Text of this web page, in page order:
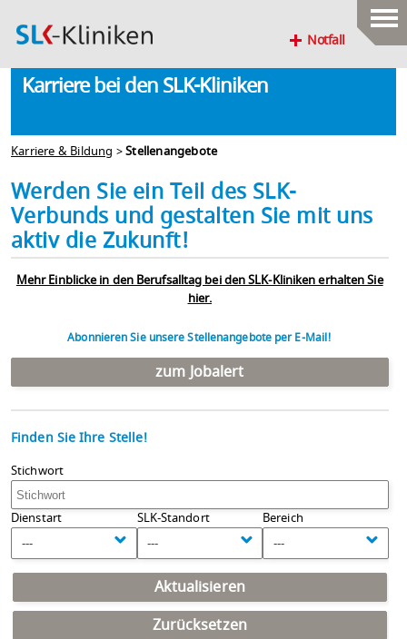
Notfall
Karriere bei den SLK-Kliniken
Karriere & Bildung >Stellenangebote
Werden Sie ein Teil des SLK-
Verbunds und gestalten Sie mit uns
aktiv die Zukunft!
Mehr Einblicke in den Berufsalltag bei den SLK-Kliniken erhalten Sie
hier.
Abonnieren Sie unsere Stellenangebote per E-Mail!
zum Jobalert
Finden Sie Ihre Stelle!
Stichwort
Dienstart
---
SLK-Standort
---
Bereich
---
Aktualisieren
Zurücksetzen